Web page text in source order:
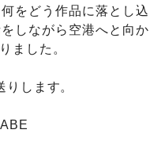
をどう作品に落とし込
しながら空港へと向か
ました。
りします。